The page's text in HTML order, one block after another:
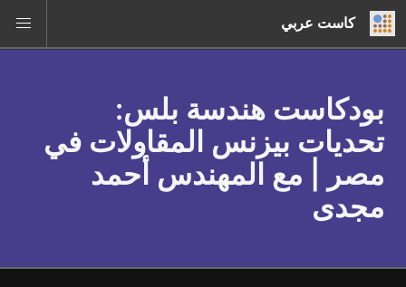
كاست عربي
بودكاست هندسة بلس:
تحديات بيزنس المقاولات في
مصر | مع المهندس أحمد
مجدى